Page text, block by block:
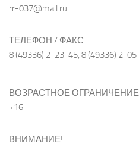
rr-037@mail.ru
ТЕЛЕФОН / ФАКС:
8 (49336) 2-23-45, 8 (49336) 2-
ВОЗРАСТНОЕ
+16
ВНИМАНИЕ!